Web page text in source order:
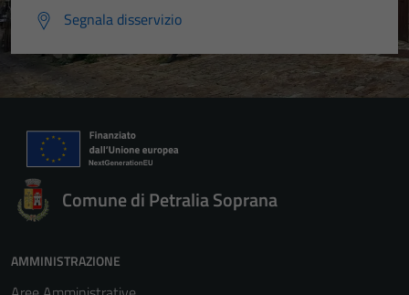
Segnala disservizio
Comune di Petralia Soprana
AMMINISTRAZIONE